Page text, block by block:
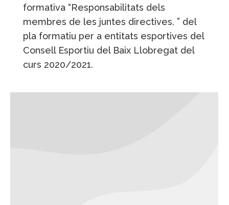
formativa “Responsabilitats dels
membres de les juntes directives. ” del
pla formatiu per a entitats esportives del
Consell Esportiu del Baix Llobregat del
curs 2020/2021.